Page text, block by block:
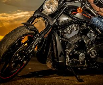
4602 0